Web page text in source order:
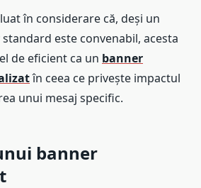
în considerare că, deși un
standard este convenabil, acesta
de eficient ca un banner
în ceea ce privește impactul
unui mesaj specific.
banner